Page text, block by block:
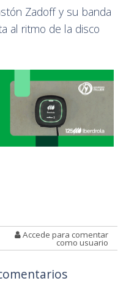
Zadoff y su banda
al ritmo de la disco
Accede para comentar
como usuario